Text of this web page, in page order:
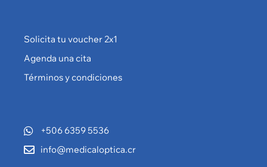
Solicita tu voucher 2x1
Agenda una cita
Términos y condiciones
+506 6359 5536
info@medicaloptica.cr